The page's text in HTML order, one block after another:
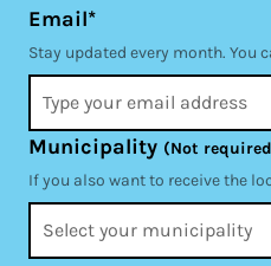
Email*
Stay updated every month. You
Municipality (Not
If you also want to receive the